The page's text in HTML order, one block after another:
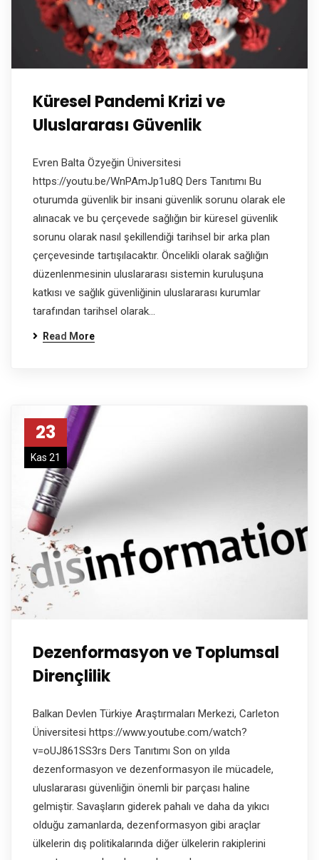
Küresel Pandemi Krizi ve
Uluslararası Güvenlik
Evren Balta Özyeğin Üniversitesi
https://youtu.be/WnPAmJp1u8Q Ders Tanıtımı Bu
oturumda güvenlik bir insani güvenlik sorunu olarak ele
alınacak ve bu çerçevede sağlığın bir küresel güvenlik
sorunu olarak nasıl şekillendiği tarihsel bir arka plan
çerçevesinde tartışılacaktır. Öncelikli olarak sağlığın
düzenlenmesinin uluslararası sistemin kuruluşuna
katkısı ve sağlık güvenliğinin uluslararası kurumlar
tarafından tarihsel olarak…
Read More
23
Kas 21
Dezenformasyon ve Toplumsal
Dirençlilik
Balkan Devlen Türkiye Araştırmaları Merkezi, Carleton
Üniversitesi https://www.youtube.com/watch?
v=oUJ861SS3rs Ders Tanıtımı Son on yılda
dezenformasyon ve dezenformasyon ile mücadele,
uluslararası güvenliğin önemli bir parçası haline
gelmiştir. Savaşların giderek pahalı ve daha da yıkıcı
olduğu zamanlarda, dezenformasyon gibi araçlar
ülkelerin dış politikalarında diğer ülkelerin rakiplerini